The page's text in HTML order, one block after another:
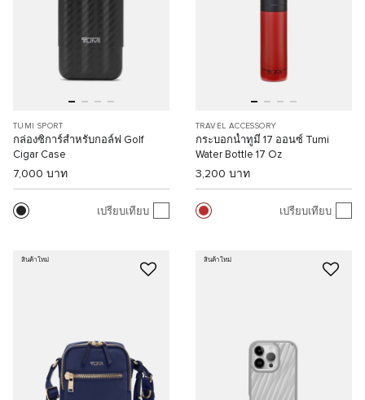
TUMI SPORT
กล่องซิการ์สำหรับกอล์ฟ Golf
Cigar Case
7,000 บาท
เปรียบเทียบ
TRAVEL ACCESSORY
กระบอกน้ำทูมี่ 17 ออนซ์ Tumi
Water Bottle 17 Oz
3,200 บาท
เปรียบเทียบ
สินค้าใหม่ สินค้าใหม่